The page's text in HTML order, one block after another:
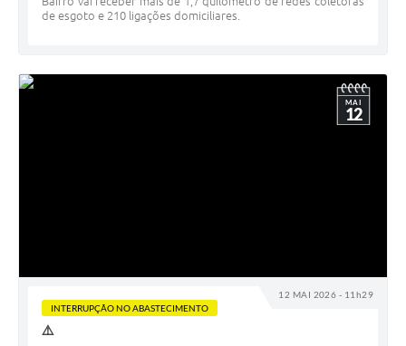
de esgoto e 210 ligações domiciliares.
12 MAI 2026 - 11h29
MAI
12
INTERRUPÇÃO NO ABASTECIMENTO
⚠️